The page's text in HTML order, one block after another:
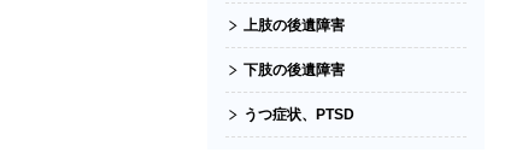
上肢の後遺障害
下肢の後遺障害
うつ症状、PTSD